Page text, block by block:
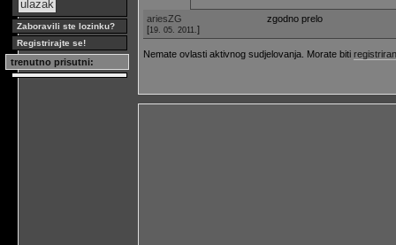
Zaboravili ste lozinku?
Registrirajte se!
trenutno prisutni:
ariesZG
[19. 05. 2011. ]
zgodno prelo
Nemate ovlasti aktivnog sudjelovanja. Morate biti